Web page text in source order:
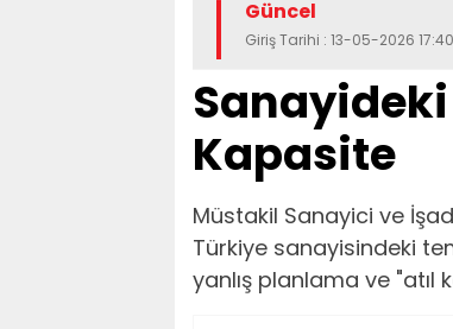
Güncel
Giriş Tarihi : 13-05-2026 17:40
Kapasite
Müstakil Sanayici ve
Türkiye sanayisindeki
yanlış planlama ve "atıl